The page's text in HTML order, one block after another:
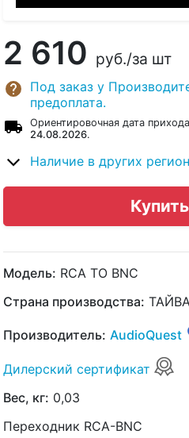
2 610 руб./за шт
Под заказ у
предоплата.
Ориентировочная дата
24.08.2026.
Наличие в других
Купить
Модель: RCA TO BNC
Страна производства:
Производитель: AudioQuest
Дилерский сертификат
Вес, кг: 0,03
Переходник RCA-BNC